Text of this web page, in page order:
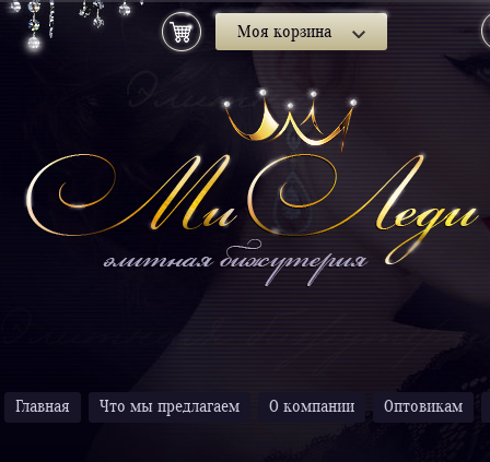
Моя корзина
Главная Что мы предлагаем О компании Оптовикам